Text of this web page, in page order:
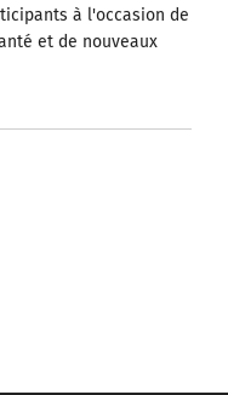
à l'occasion de
et de nouveaux